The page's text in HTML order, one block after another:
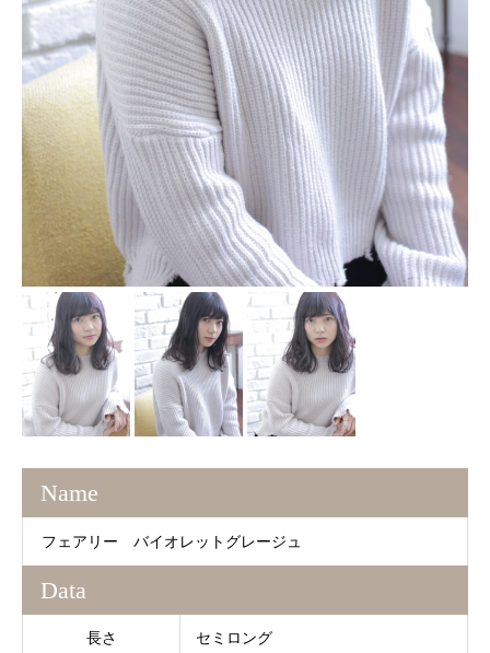
Name
フェアリー バイオレットグレージュ
Data
長さ セミロング